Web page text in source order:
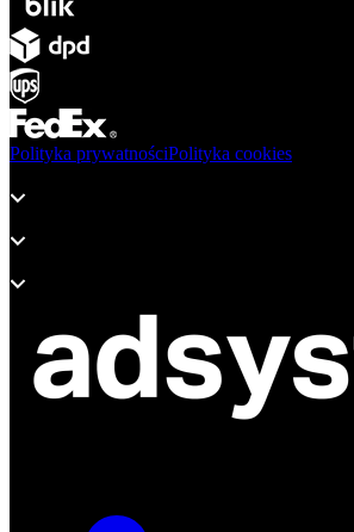
Polityka prywatnościPolityka cookies